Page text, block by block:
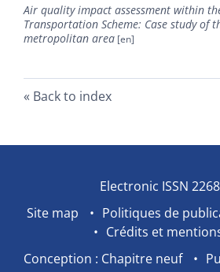
Air quality impact assessment within
Transportation Scheme: Case study of
metropolitan area
Back to index
Electronic ISSN
Site map
Politiques de
Crédits et
Conception : Chapitre neuf